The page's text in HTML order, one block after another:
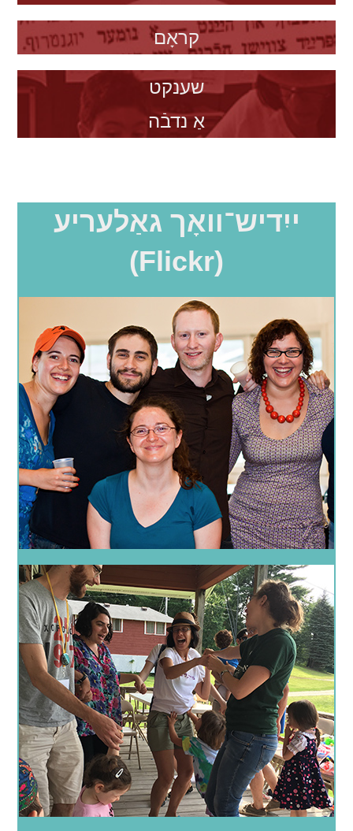
קראָם
שענקט
אַ נדבֿה
ייִדיש־װאָך גאַלעריע
(Flickr)